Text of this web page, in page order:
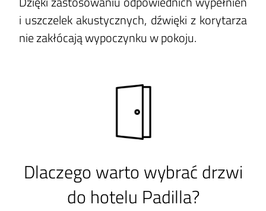
i uszczelek akustycznych, dźwięki z korytarza
nie zakłócają wypoczynku w pokoju.
Dlaczego warto wybrać drzwi
do hotelu Padilla?